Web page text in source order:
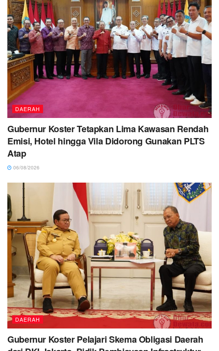
DAERAH
Gubernur Koster Tetapkan Lima Kawasan Rendah
Emisi, Hotel hingga Vila Didorong Gunakan PLTS
Atap
06/08/2026
DAERAH
Gubernur Koster Pelajari Skema Obligasi Daerah